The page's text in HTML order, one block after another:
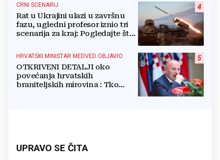
4
CRNI SCENARIJ
Rat u Ukrajini ulazi u završnu
fazu, ugledni profesor iznio tri
scenarija za kraj: Pogledajte što
5
HRVATSKI MINISTAR MEDVED OBJAVIO
OTKRIVENI DETALJI oko
povećanja hrvatskih
braniteljskih mirovina : Tko
UPRAVO SE ČITA